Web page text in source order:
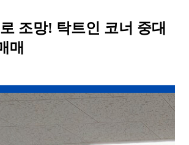
조망! 탁트인 코너 중대
매